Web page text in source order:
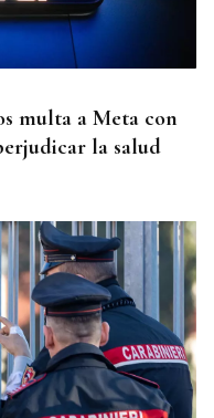
multa a Meta con
la salud